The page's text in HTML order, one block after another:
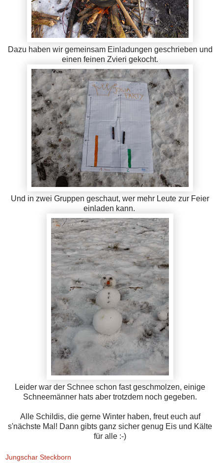
Dazu haben wir gemeinsam Einladungen geschrieben und
einen feinen Zvieri gekocht.
Und in zwei Gruppen geschaut, wer mehr Leute zur Feier
einladen kann.
Leider war der Schnee schon fast geschmolzen, einige
Schneemänner hats aber trotzdem noch gegeben.
Alle Schildis, die gerne Winter haben, freut euch auf
s'nächste Mal! Dann gibts ganz sicher genug Eis und Kälte
für alle :-)
Jungschar Steckborn